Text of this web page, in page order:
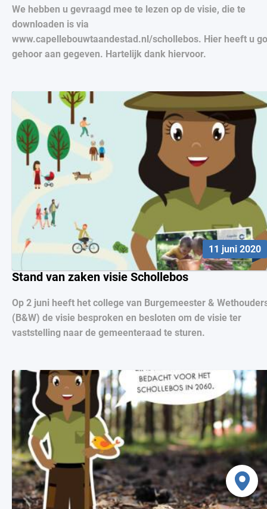
We hebben u gevraagd mee te lezen op de visie, die te
downloaden is via
www.capellebouwtaandestad.nl/schollebos. Hier heeft u
gehoor aan gegeven. Hartelijk dank hiervoor.
11 juni 2020
Stand van zaken visie Schollebos
Op 2 juni heeft het college van Burgemeester &
(B&W) de visie besproken en besloten om de visie ter
vaststelling naar de gemeenteraad te sturen.